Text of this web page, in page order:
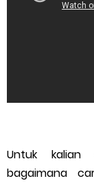
Untuk kalian
bagaimana